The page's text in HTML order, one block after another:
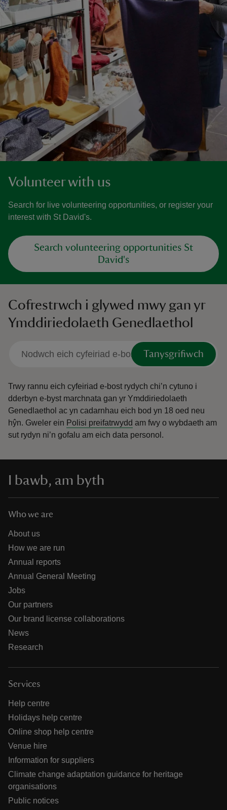
Volunteer with us
Search for live volunteering opportunities, or register your
interest with St David's.
Search volunteering opportunities St
David's
Cofrestrwch i glywed mwy gan yr
Ymddiriedolaeth Genedlaethol
Tanysgrifiwch
Trwy rannu eich cyfeiriad e-bost rydych chi’n cytuno i
dderbyn e-byst marchnata gan yr Ymddiriedolaeth
Genedlaethol ac yn cadarnhau eich bod yn 18 oed neu
hŷn. Gweler ein Polisi preifatrwydd am fwy o wybdaeth am
sut rydyn ni’n gofalu am eich data personol.
I bawb, am byth
Who we are
About us
How we are run
Annual reports
Annual General Meeting
Jobs
Our partners
Our brand license collaborations
News
Research
Services
Help centre
Holidays help centre
Online shop help centre
Venue hire
Information for suppliers
Climate change adaptation guidance for heritage
organisations
Public notices